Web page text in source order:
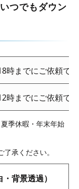
つでもダウン
時までにご依頼で
時までにご依頼で
季休暇・年末年始
承ください。
背景透過）